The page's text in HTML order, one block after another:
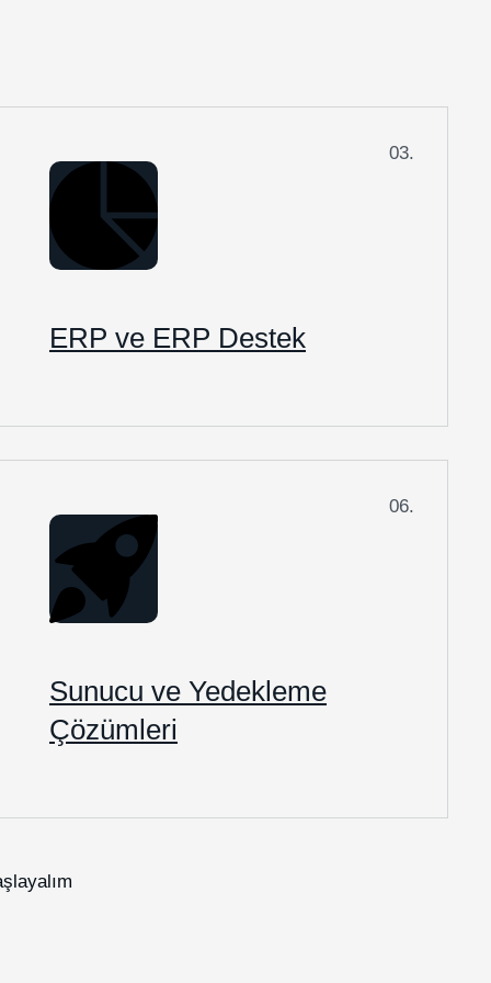
03.
ERP ve ERP Destek
06.
Sunucu ve Yedekleme
Çözümleri